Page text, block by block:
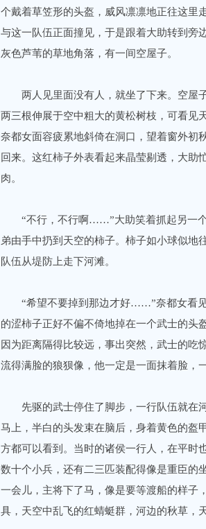
个戴着草笠形的头盔，威风凛凛地正往这里
与这一队伍正面撞见，于是跟着大助转到旁
灰色芦苇的草地角落，有一间空屋子。
两人见里面没有人，就坐了下来。空屋
两三根伸展于空中粗大的黄松树枝，可看
奈都女面容疲累地斜倚在洞口，望着窗外初
回来。这红柿子外表看起来晶莹剔透，大助
肉。
“不行，不行啊……”大助笑着抓起另一个
弟由手中扔到天空的柿子。柿子如小球似地
队伍从堤防上走下河滩。
“希望不要掉到那边才好……”奈都女看见
的涩柿子正好不偏不倚地掉在一个武士的头
因为距离隔得比较远，事出突然，武士的吃
流得满脸的狼狈像，他一定是一面抹着脸，
先驱的武士停住了脚步，一行队伍就在
马上，半白的头发束在脑后，身着黄色的盔
方都可以看到。当时的诸侯一行人，在平时
数十个小兵，还有二三匹装配得像是重臣
一会儿，主将下了马，像是要等渡船的样子
具，天空中乱飞的红蜻蜓群，河边的秋草